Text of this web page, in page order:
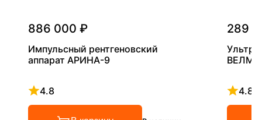
886 000 ₽
Импульсный рентгеновский
аппарат АРИНА-9
4.8
Рейтинг 4.8 из 5
289
4.8